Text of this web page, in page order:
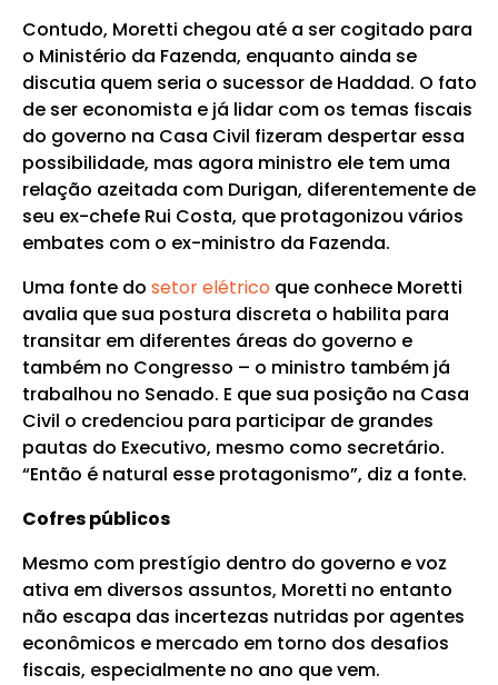
Contudo, Moretti chegou até a ser cogitado para
o Ministério da Fazenda, enquanto ainda se
discutia quem seria o sucessor de Haddad. O fato
de ser economista e já lidar com os temas fiscais
do governo na Casa Civil fizeram despertar essa
possibilidade, mas agora ministro ele tem uma
relação azeitada com Durigan, diferentemente de
seu ex-chefe Rui Costa, que protagonizou vários
embates com o ex-ministro da Fazenda.
Uma fonte do setor elétricoque conhece Moretti
avalia que sua postura discreta o habilita para
transitar em diferentes áreas do governo e
também no Congresso – o ministro também já
trabalhou no Senado. E que sua posição na Casa
Civil o credenciou para participar de grandes
pautas do Executivo, mesmo como secretário.
“Então é natural esse protagonismo”, diz a fonte.
Cofrespúblicos
Mesmo com prestígio dentro do governo e voz
ativa em diversos assuntos, Moretti no entanto
não escapa das incertezas nutridas por agentes
econômicos e mercado em torno dos desafios
fiscais, especialmente no ano que vem.